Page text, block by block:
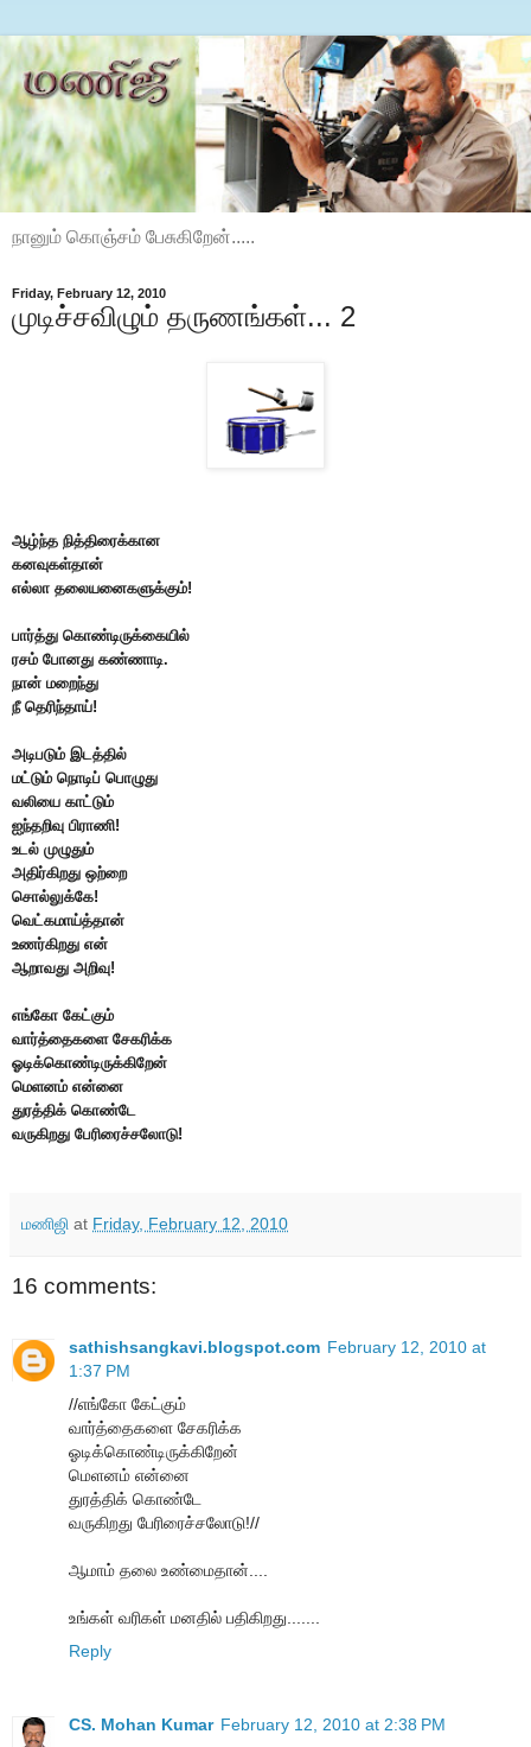
நானும் கொஞ்சம் பேசுகிறேன்.....
Friday, February 12, 2010
முடிச்சவிழும் தருணங்கள்... 2
ஆழ்ந்த நித்திரைக்கான
கனவுகள்தான்
எல்லா தலையனைகளுக்கும்!
பார்த்து கொண்டிருக்கையில்
ரசம் போனது கண்ணாடி.
நான் மறைந்து
நீ தெரிந்தாய்!
அடிபடும் இடத்தில்
மட்டும் நொடிப் பொழுது
வலியை காட்டும்
ஐந்தறிவு பிராணி!
உடல் முழுதும்
அதிர்கிறது ஒற்றை
சொல்லுக்கே!
வெட்கமாய்த்தான்
உணர்கிறது என்
ஆறாவது அறிவு!
எங்கோ கேட்கும்
வார்த்தைகளை சேகரிக்க
ஓடிக்கொண்டிருக்கிறேன்
மெளனம் என்னை
துரத்திக் கொண்டே
வருகிறது பேரிரைச்சலோடு!
மணிஜி at Friday, February 12, 2010
16 comments:
sathishsangkavi.blogspot.com February 12, 2010 at
1:37 PM
//எங்கோ கேட்கும்
வார்த்தைகளை சேகரிக்க
ஓடிக்கொண்டிருக்கிறேன்
மெளனம் என்னை
துரத்திக் கொண்டே
வருகிறது பேரிரைச்சலோடு!//
ஆமாம் தலை உண்மைதான்....
உங்கள் வரிகள் மனதில் பதிகிறது.......
Reply
CS. Mohan Kumar February 12, 2010 at 2:38 PM